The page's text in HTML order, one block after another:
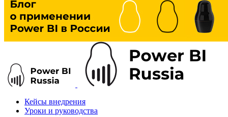
Кейсы внедрения
Уроки и руководства